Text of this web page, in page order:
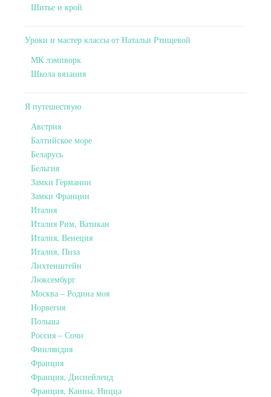
Шитье и крой
Уроки и мастер классы от Натальи Ртищевой
МК лэмпворк
Школа вязания
Я путешествую
Австрия
Балтийское море
Беларусь
Бельгия
Замки Германии
Замки Франции
Италия
Италия Рим, Ватикан
Италия, Венеция
Италия, Пиза
Лихтенштейн
Люксембург
Москва – Родина моя
Норвегия
Польша
Россия – Сочи
Финляндия
Франция
Франция, Диснейленд
Франция, Канны, Ницца